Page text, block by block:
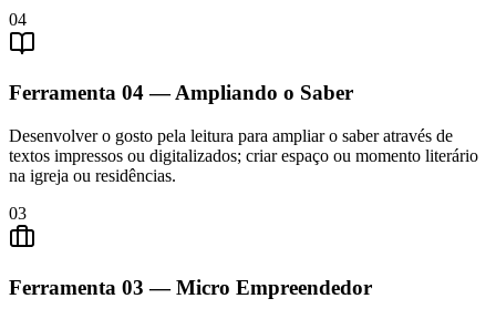
04
Ferramenta 04—Ampliando o Saber
Desenvolver o gosto pela leitura para ampliar o saber através de
textos impressos ou digitalizados; criar espaço ou momento literário
na igreja ou residências.
03
Ferramenta 03 —Micro Empreendedor